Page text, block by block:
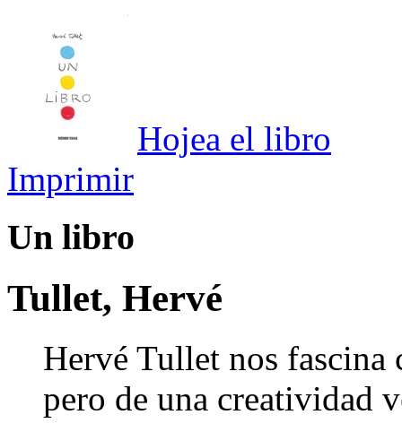
Hojea el libro
Imprimir
Un libro
Tullet, Hervé
Hervé Tullet nos fascina
pero de una creatividad